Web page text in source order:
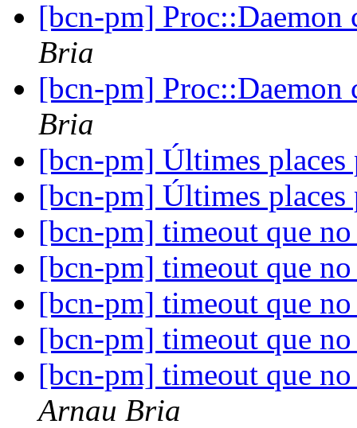
[bcn-pm]
Bria
[bcn-pm]
Bria
[bcn-pm] Últimes
[bcn-pm] Últimes
[bcn-pm] timeout que
[bcn-pm] timeout que
[bcn-pm] timeout que
[bcn-pm] timeout que
[bcn-pm] timeout que
Arnau Bria